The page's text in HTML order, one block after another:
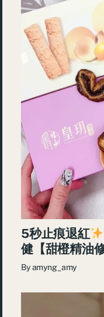
5秒止痕退紅
健【甜橙精油
Byamyng_amy